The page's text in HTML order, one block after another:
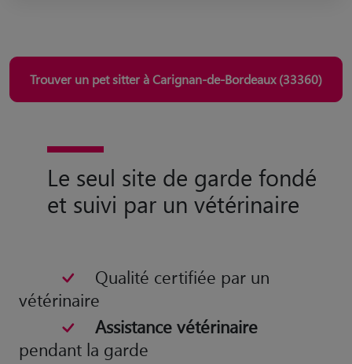
Trouver un pet sitter à Carignan-de-Bordeaux (33360)
Le seul site de garde fondé
et suivi par un vétérinaire
Qualité certifiée par un
vétérinaire
Assistance vétérinaire
pendant la garde